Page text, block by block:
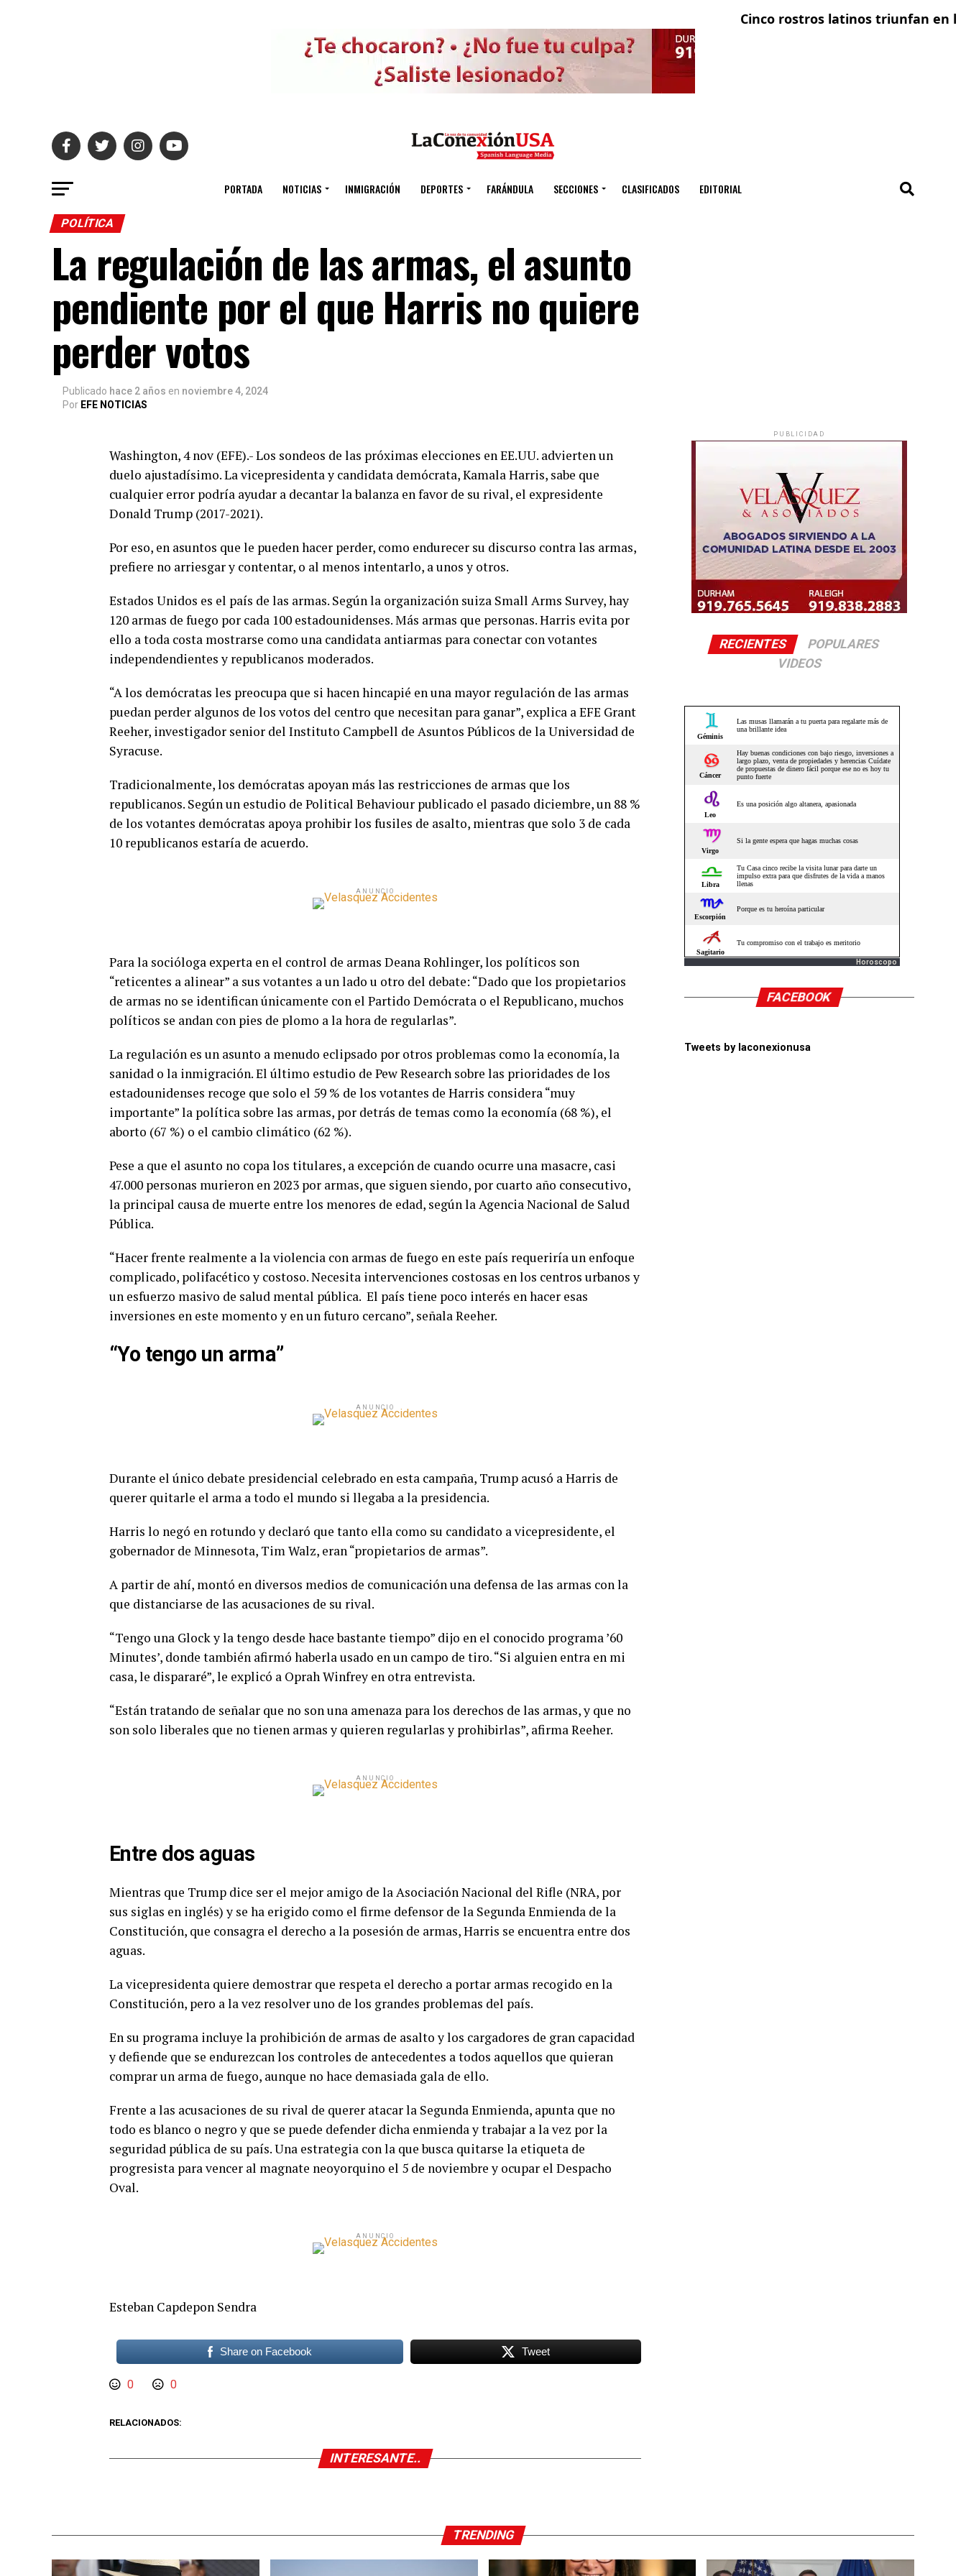
Cinco rostros latinos triunfan en laEl
PORTADA NOTICIAS INMIGRACIÓN DEPORTES FARÁNDULA SECCIONES CLASIFICADOS EDITORIAL
POLÍTICA
La regulación de las armas, el asunto
pendiente por el que Harris no quiere
perder votos
Publicado hace 2 años en noviembre 4, 2024
Por EFE NOTICIAS
Washington, 4 nov (EFE).- Los sondeos de las próximas elecciones en EE.UU. advierten un
duelo ajustadísimo. La vicepresidenta y candidata demócrata, Kamala Harris, sabe que
cualquier error podría ayudar a decantar la balanza en favor de su rival, el expresidente
Donald Trump (2017-2021).
Por eso, en asuntos que le pueden hacer perder, como endurecer su discurso contra las armas,
prefiere no arriesgar y contentar, o al menos intentarlo, a unos y otros.
Estados Unidos es el país de las armas. Según la organización suiza Small Arms Survey, hay
120 armas de fuego por cada 100 estadounidenses. Más armas que personas. Harris evita por
ello a toda costa mostrarse como una candidata antiarmas para conectar con votantes
independendientes y republicanos moderados.
“A los demócratas les preocupa que si hacen hincapié en una mayor regulación de las armas
puedan perder algunos de los votos del centro que necesitan para ganar”, explica a EFE Grant
Reeher, investigador senior del Instituto Campbell de Asuntos Públicos de la Universidad de
Syracuse.
Tradicionalmente, los demócratas apoyan más las restricciones de armas que los
republicanos. Según un estudio de Political Behaviour publicado el pasado diciembre, un 88 %
de los votantes demócratas apoya prohibir los fusiles de asalto, mientras que solo 3 de cada
10 republicanos estaría de acuerdo.
ANUNCIO
Para la socióloga experta en el control de armas Deana Rohlinger, los políticos son
“reticentes a alinear” a sus votantes a un lado u otro del debate: “Dado que los propietarios
de armas no se identifican únicamente con el Partido Demócrata o el Republicano, muchos
políticos se andan con pies de plomo a la hora de regularlas”.
La regulación es un asunto a menudo eclipsado por otros problemas como la economía, la
sanidad o la inmigración. El último estudio de Pew Research sobre las prioridades de los
estadounidenses recoge que solo el 59 % de los votantes de Harris considera “muy
importante” la política sobre las armas, por detrás de temas como la economía (68 %), el
aborto (67 %) o el cambio climático (62 %).
Pese a que el asunto no copa los titulares, a excepción de cuando ocurre una masacre, casi
47.000 personas murieron en 2023 por armas, que siguen siendo, por cuarto año consecutivo,
la principal causa de muerte entre los menores de edad, según la Agencia Nacional de Salud
Pública.
“Hacer frente realmente a la violencia con armas de fuego en este país requeriría un enfoque
complicado, polifacético y costoso. Necesita intervenciones costosas en los centros urbanos y
un esfuerzo masivo de salud mental pública. El país tiene poco interés en hacer esas
inversiones en este momento y en un futuro cercano”, señala Reeher.
“Yo tengo un arma”
ANUNCIO
Durante el único debate presidencial celebrado en esta campaña, Trump acusó a Harris de
querer quitarle el arma a todo el mundo si llegaba a la presidencia.
Harris lo negó en rotundo y declaró que tanto ella como su candidato a vicepresidente, el
gobernador de Minnesota, Tim Walz, eran “propietarios de armas”.
A partir de ahí, montó en diversos medios de comunicación una defensa de las armas con la
que distanciarse de las acusaciones de su rival.
“Tengo una Glock y la tengo desde hace bastante tiempo” dijo en el conocido programa ’60
Minutes’, donde también afirmó haberla usado en un campo de tiro. “Si alguien entra en mi
casa, le dispararé”, le explicó a Oprah Winfrey en otra entrevista.
“Están tratando de señalar que no son una amenaza para los derechos de las armas, y que no
son solo liberales que no tienen armas y quieren regularlas y prohibirlas”, afirma Reeher.
ANUNCIO
Entre dos aguas
Mientras que Trump dice ser el mejor amigo de la Asociación Nacional del Rifle (NRA, por
sus siglas en inglés) y se ha erigido como el firme defensor de la Segunda Enmienda de la
Constitución, que consagra el derecho a la posesión de armas, Harris se encuentra entre dos
aguas.
La vicepresidenta quiere demostrar que respeta el derecho a portar armas recogido en la
Constitución, pero a la vez resolver uno de los grandes problemas del país.
En su programa incluye la prohibición de armas de asalto y los cargadores de gran capacidad
y defiende que se endurezcan los controles de antecedentes a todos aquellos que quieran
comprar un arma de fuego, aunque no hace demasiada gala de ello.
Frente a las acusaciones de su rival de querer atacar la Segunda Enmienda, apunta que no
todo es blanco o negro y que se puede defender dicha enmienda y trabajar a la vez por la
seguridad pública de su país. Una estrategia con la que busca quitarse la etiqueta de
progresista para vencer al magnate neoyorquino el 5 de noviembre y ocupar el Despacho
Oval.
ANUNCIO
Esteban Capdepon Sendra
Share on Facebook Tweet
0 0
RELACIONADOS:
INTERESANTE..
PUBLICIDAD
RECIENTES
POPULARES
VIDEOS
Horoscopo
FACEBOOK
Tweets by laconexionusa
TRENDING